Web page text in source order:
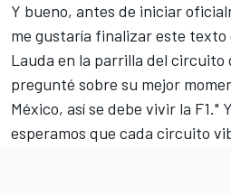
Y bueno, antes de iniciar
me gustaría finalizar este texto
Lauda en la parrilla del circuito
pregunté sobre su mejor
México, así se debe vivir la F1."
esperamos que cada circuito